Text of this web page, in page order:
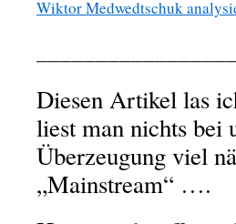
Wiktor Medwedtschuk
Diesen Artikel las
liest man nichts bei
Überzeugung viel
„Mainstream“ ….